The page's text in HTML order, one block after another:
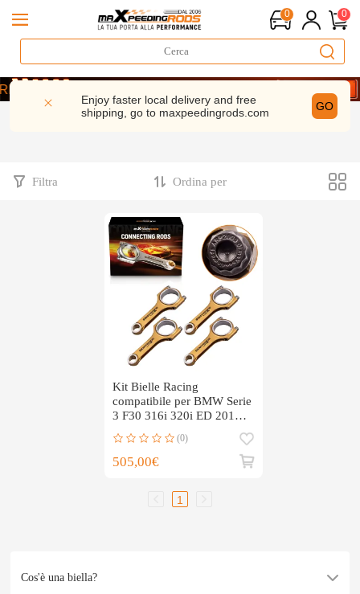
0 0
20 Anni di Prestazioni | 5% di sconto– MXR20TH
ORA E RISPARMIA 5%- CODICE： WELCOME
20 Anni di Prestazioni | 5% di sconto– MXR20TH
Enjoy faster local delivery and free
shipping, go to maxpeedingrods.com GO
Filtra Ordina per
Kit Bielle Racing
compatibile per BMW Serie
3 F30 316i 320i ED 2012-
2015 138.5mm ARP 2000
(0)
505,00€
1
Cos'è una biella?